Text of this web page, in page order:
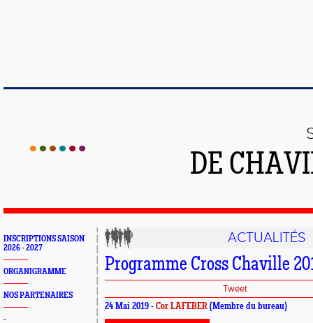
DE
INSCRIPTIONS SAISON
2026 - 2027
ORGANIGRAMME
NOS PARTENAIRES
-
ACTUALITÉS
Programme Cross Chaville
Tweet
24 Mai 2019 - Cor LAFEBER (Membre du bureau)